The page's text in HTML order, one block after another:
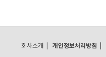
회사소개 | 개인정보처리방침 |